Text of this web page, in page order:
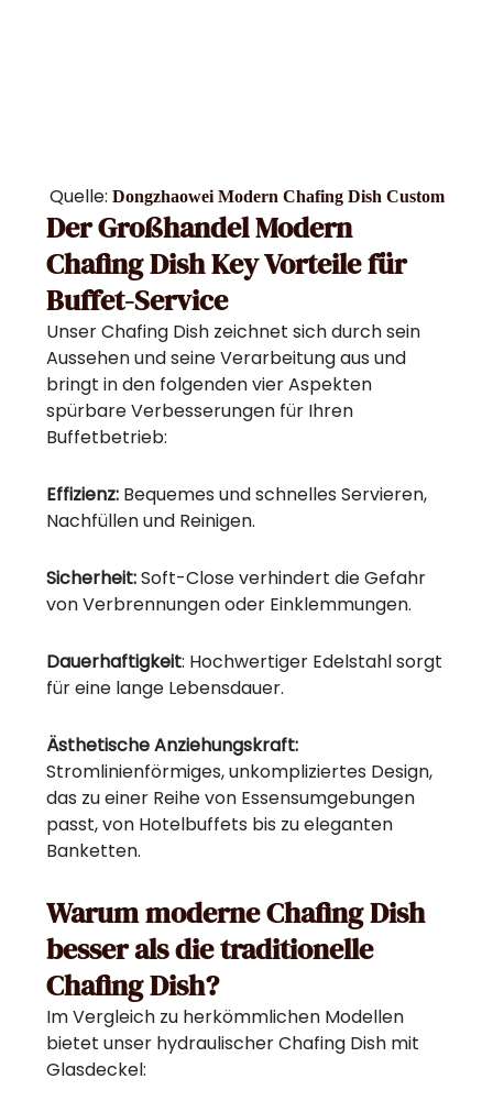
Quelle: Dongzhaowei Modern Chafing Dish Custom
Der Großhandel Modern
Chafing Dish Key Vorteile für
Buffet-Service
Unser Chafing Dish zeichnet sich durch sein
Aussehen und seine Verarbeitung aus und
bringt in den folgenden vier Aspekten
spürbare Verbesserungen für Ihren
Buffetbetrieb:
Effizienz: Bequemes und schnelles Servieren,
Nachfüllen und Reinigen.
Sicherheit:Soft-Close verhindert die Gefahr
von Verbrennungen oder Einklemmungen.
Dauerhaftigkeit: Hochwertiger Edelstahl sorgt
für eine lange Lebensdauer.
Ästhetische Anziehungskraft:
Stromlinienförmiges, unkompliziertes Design,
das zu einer Reihe von Essensumgebungen
passt, von Hotelbuffets bis zu eleganten
Banketten.
Warum moderne Chafing Dish
besser als die traditionelle
Chafing Dish?
Im Vergleich zu herkömmlichen Modellen
bietet unser hydraulischer Chafing Dish mit
Glasdeckel: